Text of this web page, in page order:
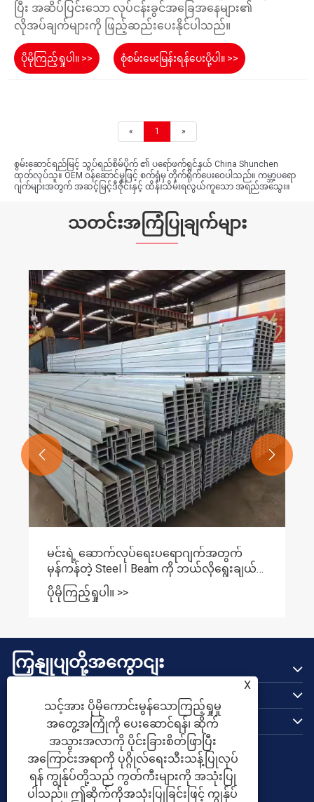
ပြီး အဆိပ်ပြင်းသော လုပ်ငန်းခွင်အခြေအနေများ၏
လိုအပ်ချက်များကို ဖြည့်ဆည်းပေးနိုင်ပါသည်။
ပိုမိုကြည့်ရှုပါ။ >> စုံစမ်းမေးမြန်းရန်ပေးပို့ပါ။ >>
« 1 »
စွမ်းဆောင်ရည်မြင့် သွပ်ရည်စိမ်ပိုက် ၏ ပရော်ဖက်ရှင်နယ် China Shunchen
ထုတ်လုပ်သူ။ OEM ဝန်ဆောင်မှုဖြင့် စက်ရုံမှ တိုက်ရိုက်ပေးဝေပါသည်။ ကမ္ဘာ့ပရော
ဂျက်များအတွက် အဆင့်မြင့်ဒီဇိုင်းနှင့် ထိန်းသိမ်းရလွယ်ကူသော အရည်အသွေး။
သတင်းအကြံပြုချက်များ
မင်းရဲ့ ဆောက်လုပ်ရေးပရောဂျက်အတွက်
မှန်ကန်တဲ့ Steel I Beam ကို ဘယ်လိုရွေးချယ်မ
လဲ။
ပိုမိုကြည့်ရှုပါ။ >>
 
ကြှနျုပျတို့အကွောငျး
ကြှနျုပျတို့ကိုဆကျသှယျရနျ
ကြှနျုပျတို့နောကျလိုကျပါ
X
သင့်အား ပိုမိုကောင်းမွန်သောကြည့်ရှုမှု
အတွေ့အကြုံကို ပေးဆောင်ရန်၊ ဆိုက်
အသွားအလာကို ပိုင်းခြားစိတ်ဖြာပြီး
အကြောင်းအရာကို ပုဂ္ဂိုလ်ရေးသီးသန့်ပြုလုပ်
ရန် ကျွန်ုပ်တို့သည် ကွတ်ကီးများကို အသုံးပြု
ပါသည်။ ဤဆိုက်ကိုအသုံးပြုခြင်းဖြင့် ကျွန်ုပ်